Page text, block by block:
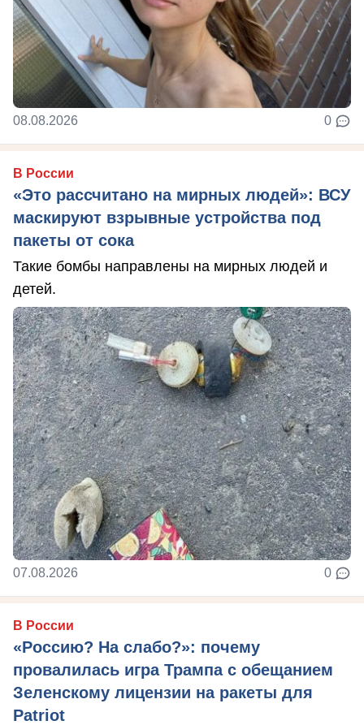
08.08.2026 0
В России
«Это рассчитано на мирных людей»: ВСУ
маскируют взрывные устройства под
пакеты от сока
Такие бомбы направлены на мирных людей и
детей.
07.08.2026 0
В России
«Россию? На слабо?»: почему
провалилась игра Трампа с обещанием
Зеленскому лицензии на ракеты для
Patriot